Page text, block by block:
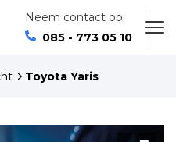
Neem contact op
085 - 773 05 10
Toyota Yaris